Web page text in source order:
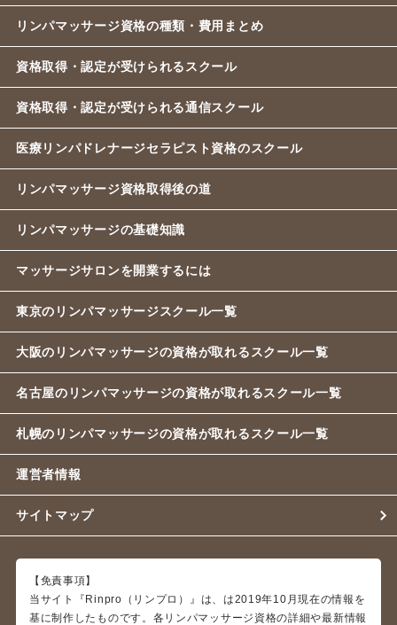
リンパマッサージ資格の種類・費用まとめ
資格取得・認定が受けられるスクール
資格取得・認定が受けられる通信スクール
医療リンパドレナージセラピスト資格のスクール
リンパマッサージ資格取得後の道
リンパマッサージの基礎知識
マッサージサロンを開業するには
東京のリンパマッサージスクール一覧
大阪のリンパマッサージの資格が取れるスクール一覧
名古屋のリンパマッサージの資格が取れるスクール一覧
札幌のリンパマッサージの資格が取れるスクール一覧
運営者情報
サイトマップ
【免責事項】
当サイト『Rinpro（リンプロ）』は、は2019年10月現在の情報を
基に制作したものです。各リンパマッサージ資格の詳細や最新情報